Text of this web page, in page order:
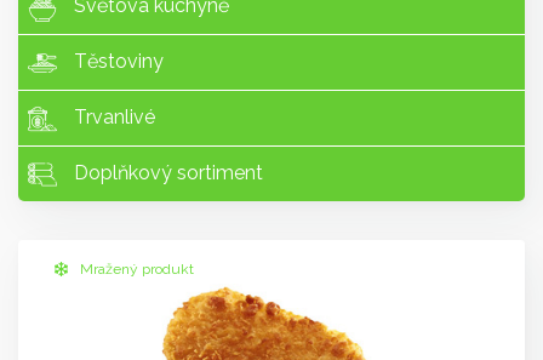
Světová kuchyně
Těstoviny
Trvanlivé
Doplňkový sortiment
Mražený produkt